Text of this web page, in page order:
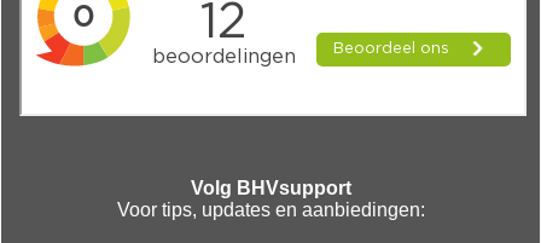
Volg BHVsupport
Voor tips, updates en aanbiedingen: